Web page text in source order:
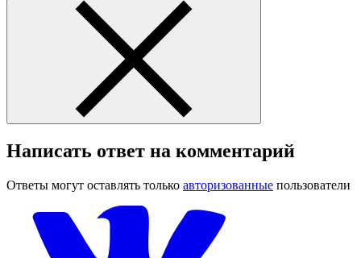
Написать ответ на комментарий
Ответы могут оставлять только авторизованные пользователи